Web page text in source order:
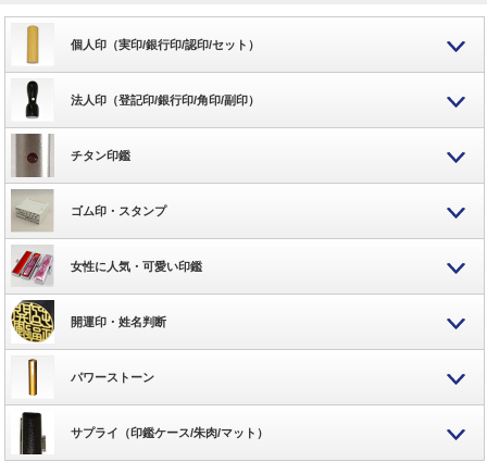
個人印（実印/銀行印/認印/セット）
法人印（登記印/銀行印/角印/副印）
チタン印鑑
ゴム印・スタンプ
女性に人気・可愛い印鑑
開運印・姓名判断
パワーストーン
サプライ（印鑑ケース/朱肉/マット）